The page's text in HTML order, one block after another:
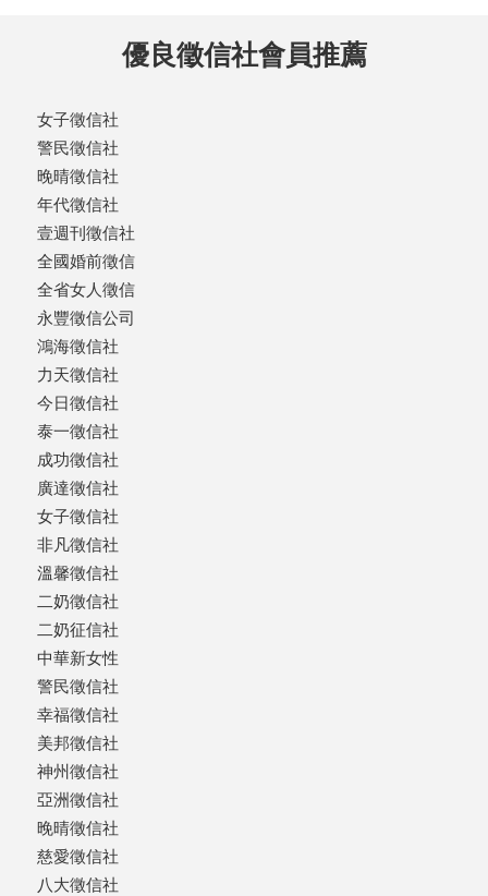
優良徵信社會員推薦
女子徵信社
警民徵信社
晚晴徵信社
年代徵信社
壹週刊徵信社
全國婚前徵信
全省女人徵信
永豐徵信公司
鴻海徵信社
力天徵信社
今日徵信社
泰一徵信社
成功徵信社
廣達徵信社
女子徵信社
非凡徵信社
溫馨徵信社
二奶徵信社
二奶征信社
中華新女性
警民徵信社
幸福徵信社
美邦徵信社
神州徵信社
亞洲徵信社
晚晴徵信社
慈愛徵信社
八大徵信社